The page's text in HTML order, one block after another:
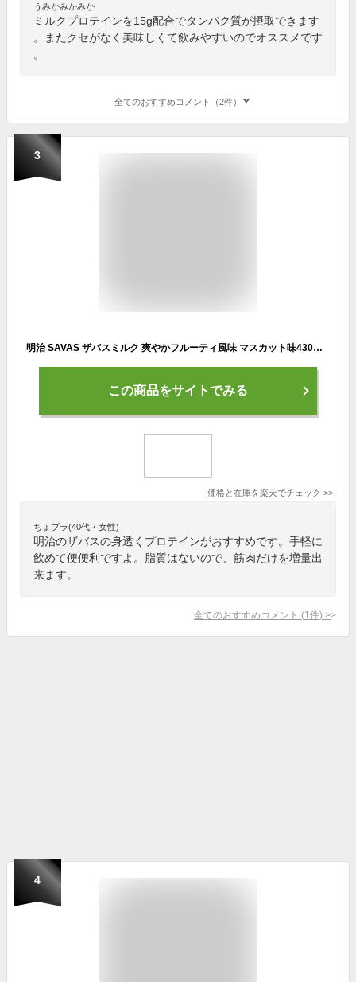
うみかみかみか
ミルクプロテインを15g配合でタンパク質が摂取できます
。またクセがなく美味しくて飲みやすいのでオススメです
。
全てのおすすめコメント（2件）
3
明治 SAVAS ザバスミルク 爽やかフルーティ風味 マスカット味430ml×16本入り プロテイン ザバス ダイエット プロテイン飲料 プロテインドリンク スポーツ飲料 ジュース 清涼飲料水 ソフトドリンク ブリックパック meiji【代引き不可】【送料無料】
この商品をサイトでみる
価格と在庫を楽天でチェック >>
ちょプラ(40代・女性)
明治のザバスの身透くプロテインがおすすめです。手軽に
飲めて便便利ですよ。脂質はないので、筋肉だけを増量出
来ます。
全てのおすすめコメント (1 件) >
4